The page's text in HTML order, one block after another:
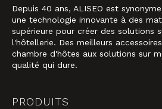
Depuis 40 ans, ALISEO est
une technologie innovante à des
supérieure pour créer des solutions
l'hôtellerie. Des meilleurs
chambre d'hôtes aux solutions sur
qualité qui dure.
PRODUITS